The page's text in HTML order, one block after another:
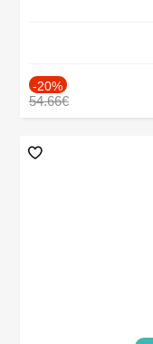
-20%
54.66€